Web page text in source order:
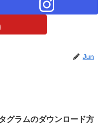
Jun
グラムのダウンロード方